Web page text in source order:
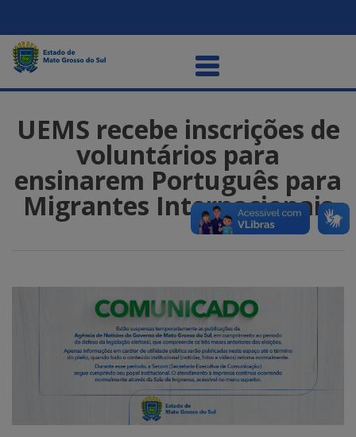
UEMS recebe inscrições de
voluntários para
ensinarem Português para
Migrantes Internacionais